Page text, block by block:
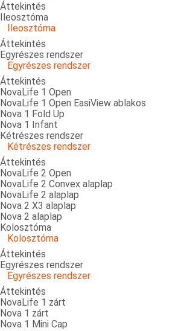
Áttekintés
Ileosztóma
Ileosztóma
Áttekintés
Egyrészes rendszer
Egyrészes rendszer
Áttekintés
NovaLife 1 Open
NovaLife 1 Open EasiView ablakos
Nova 1 Fold Up
Nova 1 Infant
Kétrészes rendszer
Kétrészes rendszer
Áttekintés
NovaLife 2 Open
NovaLife 2 Convex alaplap
NovaLife 2 alaplap
Nova 2 X3 alaplap
Nova 2 alaplap
Kolosztóma
Kolosztóma
Áttekintés
Egyrészes rendszer
Egyrészes rendszer
Áttekintés
NovaLife 1 zárt
Nova 1 zárt
Nova 1 Mini Cap